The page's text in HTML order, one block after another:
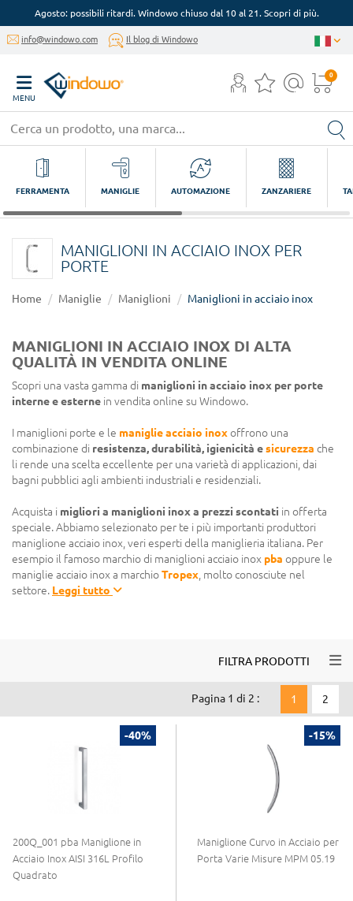
Agosto: possibili ritardi. Windowo chiuso dal 10 al 21. Scopri di più.
info@windowo.com Il blog di Windowo
MENU
0
FERRAMENTA MANIGLIE AUTOMAZIONE ZANZARIERE
MANIGLIONI IN ACCIAIO INOX PER
PORTE
Home Maniglie Maniglioni Maniglioni in acciaio inox
MANIGLIONI IN ACCIAIO INOX DI ALTA
QUALITÀ IN VENDITA ONLINE
Scopri una vasta gamma di maniglioni in acciaio inox per porte
interne e esterne in vendita online su Windowo.
I maniglioni porte e le maniglie acciaio inoxoffrono una
combinazione di resistenza, durabilità, igienicità esicurezza che
li rende una scelta eccellente per una varietà di applicazioni, dai
bagni pubblici agli ambienti industriali e residenziali.
Acquista i migliori a maniglioni inox a prezzi scontati in offerta
speciale. Abbiamo selezionato per te i più importanti produttori
maniglione acciaio inox, veri esperti della maniglieria italiana. Per
esempio il famoso marchio di maniglioni acciaio inox pba oppure le
maniglie acciaio inox a marchioTropex , molto conosciute nel
settore. Leggi tutto
FILTRA PRODOTTI
Pagina 1 di 2 : 1 2
-40%
200Q_001 pba Maniglione in
Acciaio Inox AISI 316L Profilo
Quadrato
-15%
Maniglione Curvo in Acciaio per
Porta Varie Misure MPM 05.19